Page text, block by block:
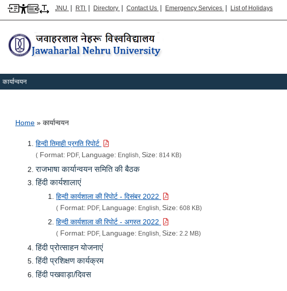
JNU | RTI | Directory | Contact Us | Emergency Services | List of Holidays
कार्यान्वयन
Breadcrumb
Home कार्यान्वयन
हिन्दी तिमाही प्रगति रिपोर्ट
( Format: PDF, Language: English, Size: 814 KB)
राजभाषा कार्यान्वयन समिति की बैठक
हिंदी कार्यशालाएं
हिन्दी कार्यशाला की रिपोर्ट - दिसंबर 2022
( Format: PDF, Language: English, Size: 608 KB)
हिन्दी कार्यशाला की रिपोर्ट - अगस्त 2022
( Format: PDF, Language: English, Size: 2.2 MB)
हिंदी प्रोत्साहन योजनाएं
हिंदी प्रशिक्षण कार्यक्रम
हिंदी पखवाड़ा/दिवस